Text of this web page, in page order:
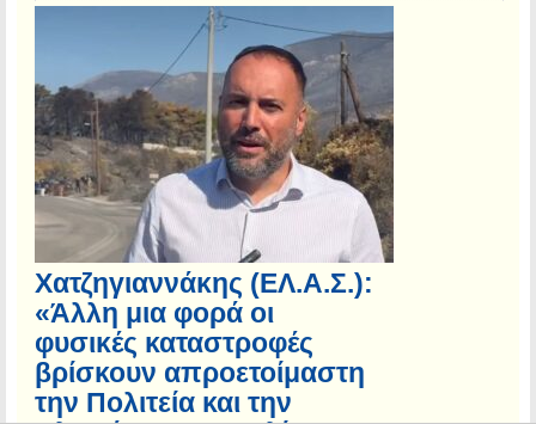
Χατζηγιαννάκης (ΕΛ.Α.Σ.):
«Άλλη μια φορά οι
φυσικές καταστροφές
βρίσκουν απροετοίμαστη
την Πολιτεία και την